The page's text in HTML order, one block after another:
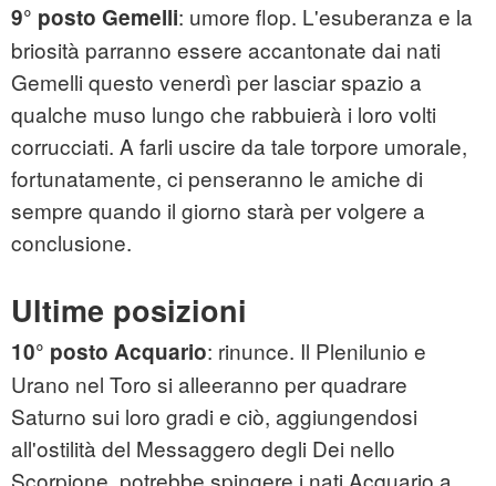
9° posto Gemelli: umore flop. L'esuberanza e la
briosità parranno essere accantonate dai nati
Gemelli questo venerdì per lasciar spazio a
qualche muso lungo che rabbuierà i loro volti
corrucciati. A farli uscire da tale torpore umorale,
fortunatamente, ci penseranno le amiche di
sempre quando il giorno starà per volgere a
conclusione.
Ultime posizioni
10° posto Acquario: rinunce. Il Plenilunio e
Urano nel Toro si alleeranno per quadrare
Saturno sui loro gradi e ciò, aggiungendosi
all'ostilità del Messaggero degli Dei nello